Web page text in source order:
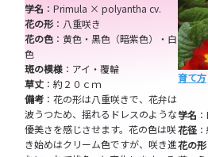
学名 ：Primula × polyantha cv.
花の形 ：八重咲き
花の色 ：黄色・黒色（暗紫色）・白
色
斑の模様 ：アイ・覆輪
草丈 ：約２０ｃｍ
備考 ：花の形は八重咲きで、花弁は
波うつため、揺れるドレスのような
優美さを感じさせます。花の色は咲
き始めはクリーム色ですが、咲き進
育て方
学名
花径
花の形